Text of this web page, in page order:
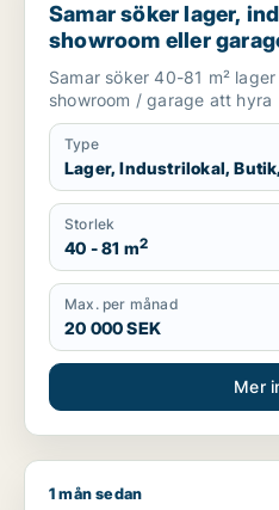
Samar söker lager,
showroom eller
Upplands Väsby,
Samar söker 40-81 m²
showroom / garage att hyra
Type
Lager, Industrilokal,
Storlek
40 - 81 m2
Max. per månad
20 000 SEK
Mer
Marie-therese söker
1 mån sedan